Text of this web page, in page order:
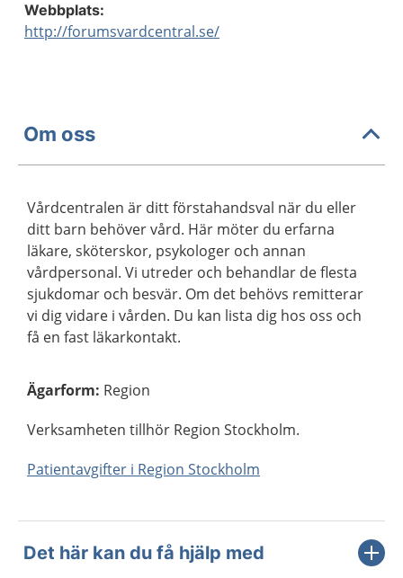
Webbplats:
http://forumsvardcentral.se/
Om oss
Vårdcentralen är ditt förstahandsval när du eller
ditt barn behöver vård. Här möter du erfarna
läkare, sköterskor, psykologer och annan
vårdpersonal. Vi utreder och behandlar de flesta
sjukdomar och besvär. Om det behövs remitterar
vi dig vidare i vården. Du kan lista dig hos oss och
få en fast läkarkontakt.
Ägarform: Region
Verksamheten tillhör Region Stockholm.
Patientavgifter i Region Stockholm
Det här kan du få hjälp med